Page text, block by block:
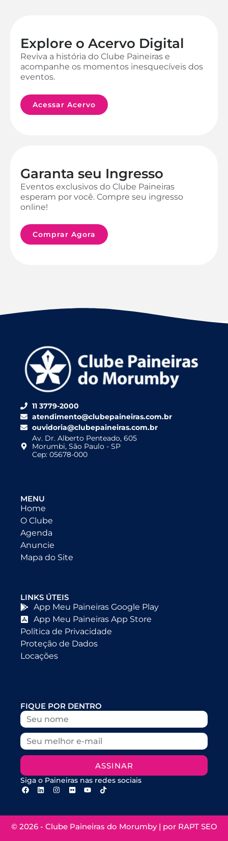
Explore o Acervo Digital
Reviva a história do Clube Paineiras e
acompanhe os momentos inesquecíveis dos
eventos.
Acessar Acervo
Garanta seu Ingresso
Eventos exclusivos do Clube Paineiras
esperam por você. Compre seu ingresso
online!
Comprar Agora
11 3779-2000
atendimento@clubepaineiras.com.br
ouvidoria@clubepaineiras.com.br
Av. Dr. Alberto Penteado, 605
Morumbi, São Paulo - SP
Cep: 05678-000
MENU
Home
O Clube
Agenda
Anuncie
Mapa do Site
LINKS ÚTEIS
App Meu Paineiras Google Play
App Meu Paineiras App Store
Política de Privacidade
Proteção de Dados
Locações
FIQUE POR DENTRO
ASSINAR
Siga o Paineiras nas redes sociais
© 2026 - Clube Paineiras do Morumby | por RAPT SEO